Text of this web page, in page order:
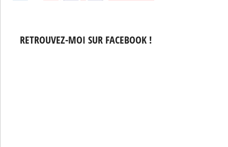
RETROUVEZ-MOI SUR FACEBOOK !